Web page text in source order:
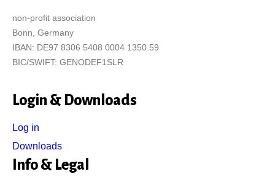
non-profit association
Bonn, Germany
IBAN: DE97 8306 5408 0004 1350 59
BIC/SWIFT: GENODEF1SLR
Login & Downloads
Log in
Downloads
Info & Legal